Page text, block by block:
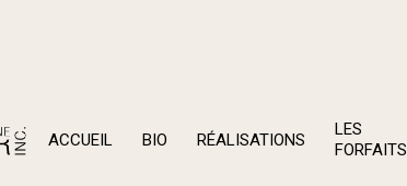
ACCUEIL BIO RÉALISATIONS
LES
FORFAITS